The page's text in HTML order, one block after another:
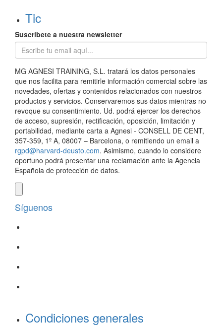
Tic
Suscríbete a nuestra newsletter
MG AGNESI TRAINING, S.L. tratará los datos personales
que nos facilita para remitirle información comercial sobre las
novedades, ofertas y contenidos relacionados con nuestros
productos y servicios. Conservaremos sus datos mientras no
revoque su consentimiento. Ud. podrá ejercer los derechos
de acceso, supresión, rectificación, oposición, limitación y
portabilidad, mediante carta a Agnesi - CONSELL DE CENT,
357-359, 1º A, 08007 – Barcelona, o remitiendo un email a
rgpd@harvard-deusto.com. Asimismo, cuando lo considere
oportuno podrá presentar una reclamación ante la Agencia
Española de protección de datos.
Síguenos
Condiciones generales